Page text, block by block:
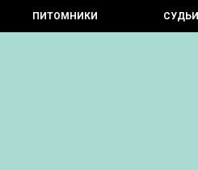
ПИТОМНИКИ СУДЬИ